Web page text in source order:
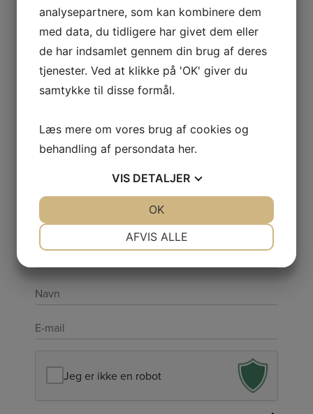
Information
Om @helenas_rum
Vilkår
Cookiepolitik
Kundeservice
Smiley-ordningen
Få nyheder fra helenas rum
Navn
*
E-
mail
Jeg er ikke en robot
analysepartnere, som kan kombinere dem
med data, du tidligere har givet dem eller
de har indsamlet gennem din brug af deres
tjenester. Ved at klikke på 'OK' giver du
samtykke til disse formål.
Læs mere om vores brug af cookies og
behandling af persondata her.
VIS DETALJER
AFVIS ALLE
OK